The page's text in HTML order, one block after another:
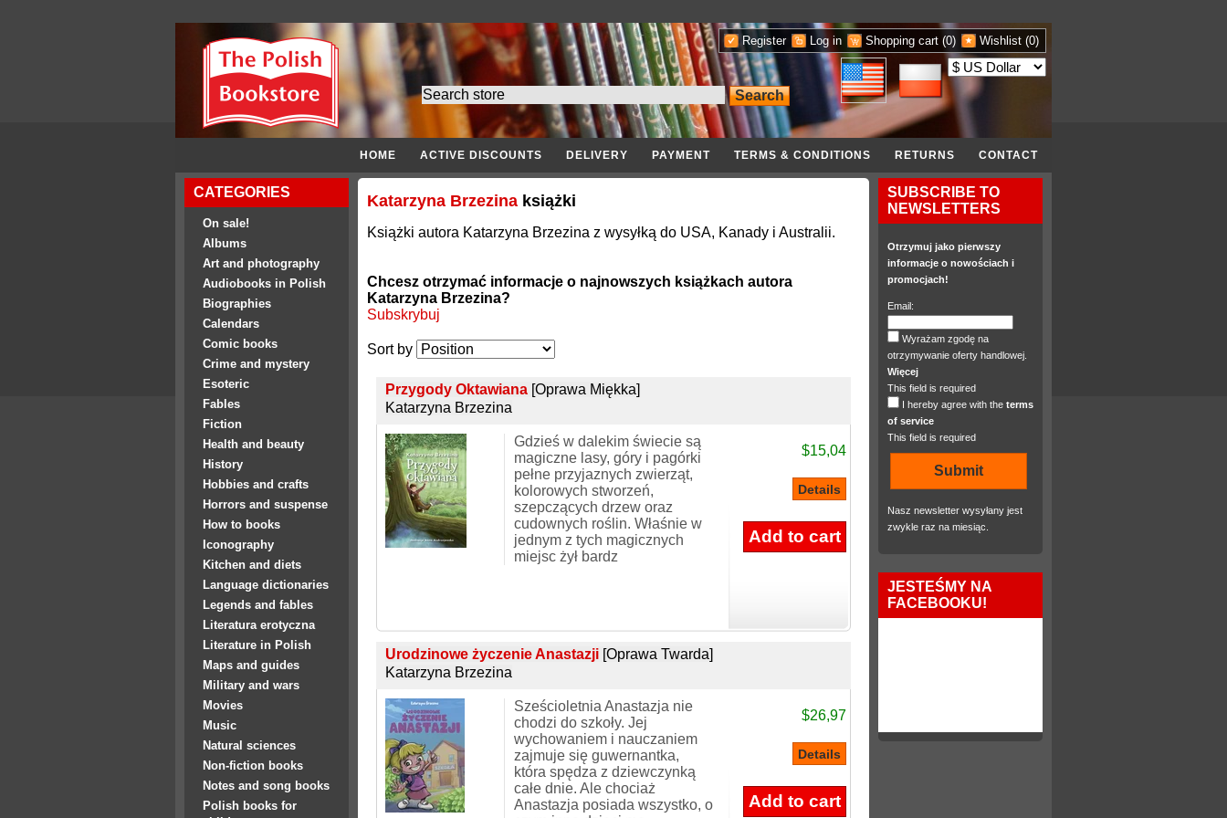
Register Log in Shopping cart (0) Wishlist (0)
HOME ACTIVE DISCOUNTS DELIVERY PAYMENT TERMS & CONDITIONS RETURNS CONTACT
CATEGORIES
On sale!
Albums
Art and photography
Audiobooks in Polish
Biographies
Calendars
Comic books
Crime and mystery
Esoteric
Fables
Fiction
Health and beauty
History
Hobbies and crafts
Horrors and suspense
How to books
Iconography
Kitchen and diets
Language dictionaries
Legends and fables
Literatura erotyczna
Literature in Polish
Maps and guides
Military and wars
Movies
Music
Natural sciences
Non-fiction books
Notes and song books
Polish books for
Katarzyna Brzezina książki
Książki autora Katarzyna Brzezina z wysyłką do USA, Kanady i Australii.
Chcesz otrzymać informacje o najnowszych książkach autora
Katarzyna Brzezina?
Subskrybuj
Sort by
Przygody Oktawiana [Oprawa Miękka]
Katarzyna Brzezina
Gdzieś w dalekim świecie są
magiczne lasy, góry i pagórki
pełne przyjaznych zwierząt,
kolorowych stworzeń,
szepczących drzew oraz
cudownych roślin. Właśnie w
jednym z tych magicznych
miejsc żył bardz
$15,04
Urodzinowe życzenie Anastazji [Oprawa Twarda]
Katarzyna Brzezina
Sześcioletnia Anastazja nie
chodzi do szkoły. Jej
wychowaniem i nauczaniem
zajmuje się guwernantka,
która spędza z dziewczynką
całe dnie. Ale chociaż
Anastazja posiada wszystko, o
$26,97
SUBSCRIBE TO
NEWSLETTERS
Otrzymuj jako pierwszy
informacje o nowościach i
promocjach!
Email:
Wyrażam zgodę na
otrzymywanie oferty handlowej.
Więcej
This field is required
I hereby agree with the terms
of service
This field is required
Nasz newsletter wysyłany jest
zwykle raz na miesiąc.
JESTEŚMY NA
FACEBOOKU!